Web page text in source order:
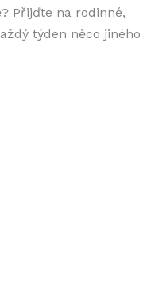
Přijďte na rodinné,
týden něco jiného